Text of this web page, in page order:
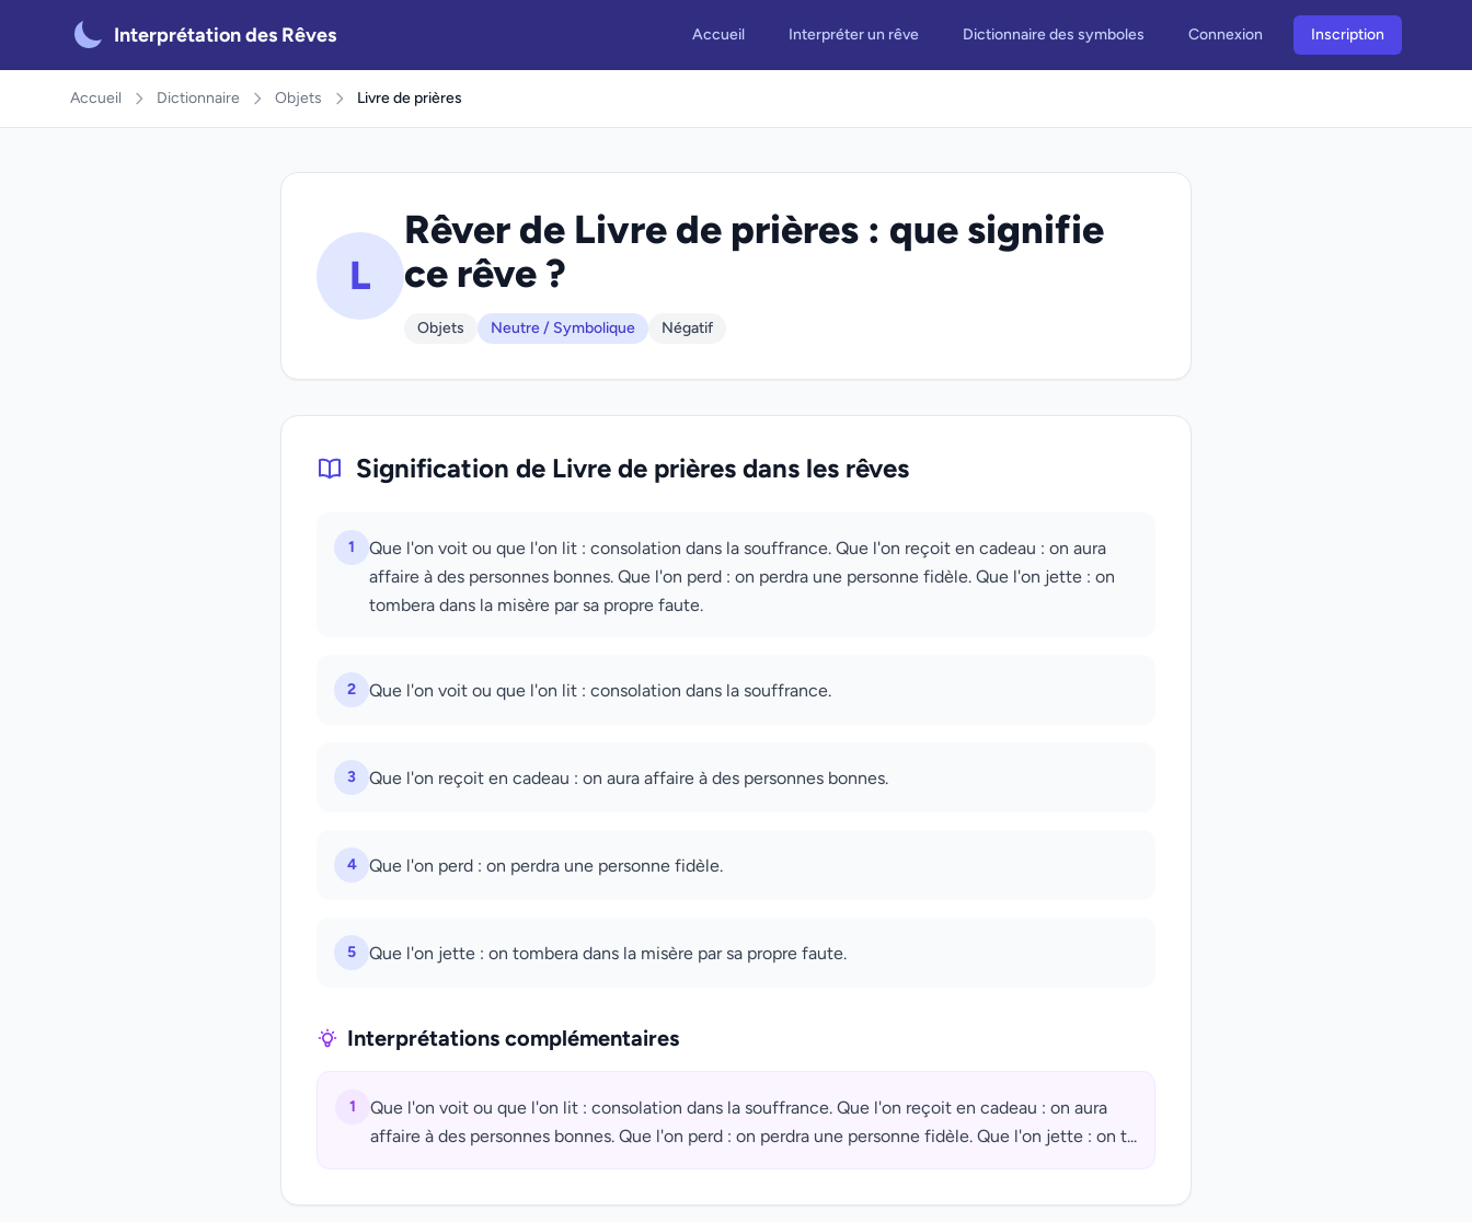
Interprétation des Rêves Accueil Interpréter un rêve Dictionnaire des symboles Connexion Inscription
Accueil Dictionnaire Objets Livre de prières
L
Rêver de Livre de prières : que signifie
ce rêve ?
Objets Neutre / Symbolique Négatif
Signification de Livre de prières dans les rêves
1
Que l'on voit ou que l'on lit : consolation dans la souffrance. Que l'on reçoit en cadeau : on aura
affaire à des personnes bonnes. Que l'on perd : on perdra une personne fidèle. Que l'on jette : on
tombera dans la misère par sa propre faute.
2 Que l'on voit ou que l'on lit : consolation dans la souffrance.
3 Que l'on reçoit en cadeau : on aura affaire à des personnes bonnes.
4 Que l'on perd : on perdra une personne fidèle.
5 Que l'on jette : on tombera dans la misère par sa propre faute.
Interprétations complémentaires
1
Que l'on voit ou que l'on lit : consolation dans la souffrance. Que l'on reçoit en cadeau : on aura
affaire à des personnes bonnes. Que l'on perd : on perdra une personne fidèle. Que l'on jette : on t...